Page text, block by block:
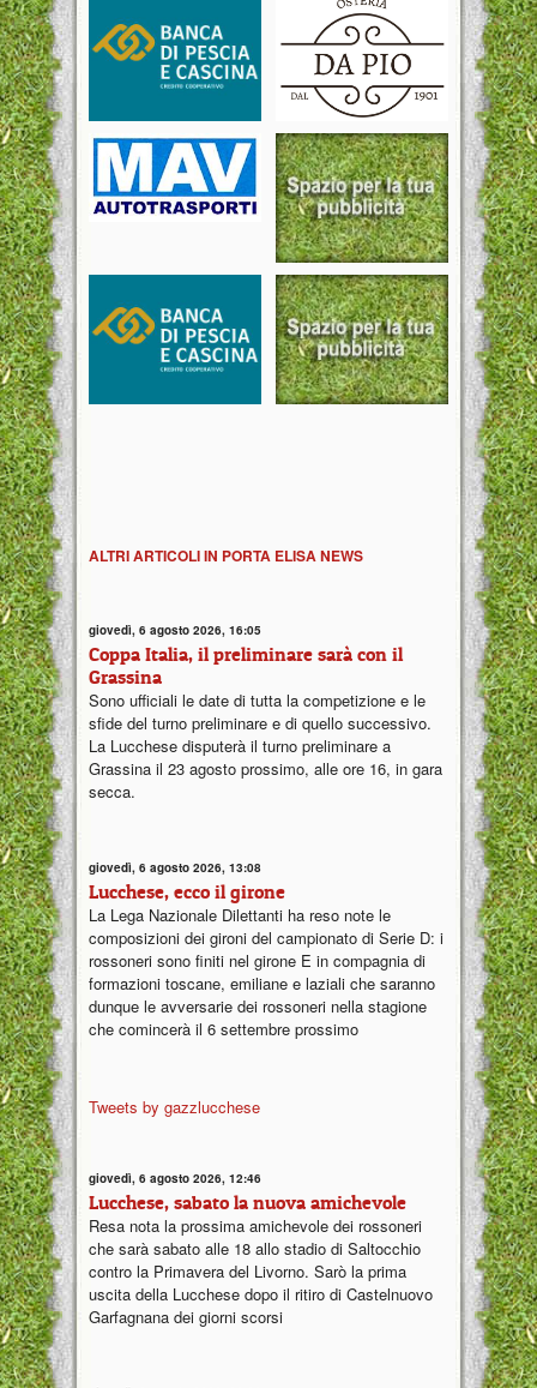
ALTRI ARTICOLI IN PORTA ELISA NEWS
giovedì, 6 agosto 2026, 16:05
Coppa Italia, il preliminare sarà con il
Grassina
Sono ufficiali le date di tutta la competizione e le
sfide del turno preliminare e di quello successivo.
La Lucchese disputerà il turno preliminare a
Grassina il 23 agosto prossimo, alle ore 16, in gara
secca.
giovedì, 6 agosto 2026, 13:08
Lucchese, ecco il girone
La Lega Nazionale Dilettanti ha reso note le
composizioni dei gironi del campionato di Serie D: i
rossoneri sono finiti nel girone E in compagnia di
formazioni toscane, emiliane e laziali che saranno
dunque le avversarie dei rossoneri nella stagione
che comincerà il 6 settembre prossimo
Tweets by gazzlucchese
giovedì, 6 agosto 2026, 12:46
Lucchese, sabato la nuova amichevole
Resa nota la prossima amichevole dei rossoneri
che sarà sabato alle 18 allo stadio di Saltocchio
contro la Primavera del Livorno. Sarò la prima
uscita della Lucchese dopo il ritiro di Castelnuovo
Garfagnana dei giorni scorsi